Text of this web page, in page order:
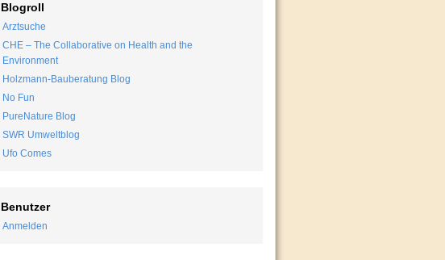
Blogroll
Arztsuche
CHE – The Collaborative on Health and the
Environment
Holzmann-Bauberatung Blog
No Fun
PureNature Blog
SWR Umweltblog
Ufo Comes
Benutzer
Anmelden